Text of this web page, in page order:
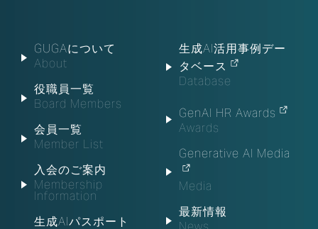
GUGAについて
About
役職員一覧
Board Members
会員一覧
Member List
入会のご案内
Membership
Information
生成AIパスポート
生成AI活用事例デー
タベース
Database
GenAI HR Awards
Awards
Generative AI Media
Media
最新情報